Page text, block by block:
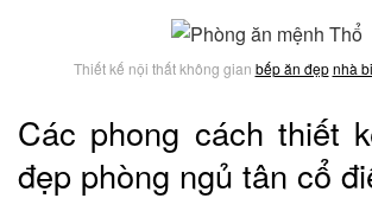
Thiết kế nội thất không gian bếp ăn đẹp nhà
Các phong cách thiết
đẹp phòng ngủ tân cổ